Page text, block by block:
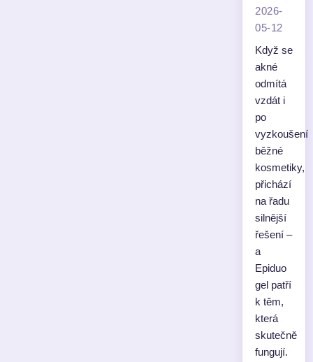
2026-
05-12
Když se
akné
odmítá
vzdát i
po
vyzkoušení
běžné
kosmetiky,
přichází
na řadu
silnější
řešení –
a
Epiduo
gel patří
k těm,
která
skutečně
fungují.